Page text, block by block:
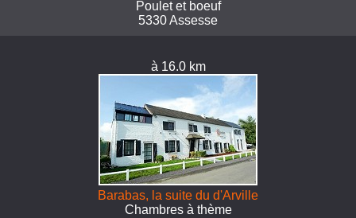
Poulet et boeuf
5330 Assesse
à 16.0 km
Barabas, la suite du d'Arville
Chambres à thème